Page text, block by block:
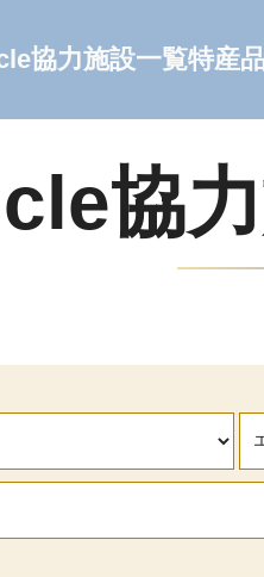
協力施設一覧特産
協